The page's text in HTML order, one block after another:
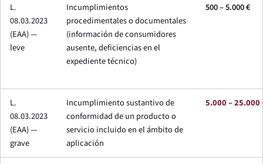
L.
08.03.2023
(EAA) —
leve
Incumplimientos
procedimentales o documentales
(información de consumidores
ausente, deficiencias en el
expediente técnico)
500 – 5.000 €
L.
08.03.2023
(EAA) —
grave
Incumplimiento sustantivo de
conformidad de un producto o
servicio incluido en el ámbito de
aplicación
5.000 – 25.000